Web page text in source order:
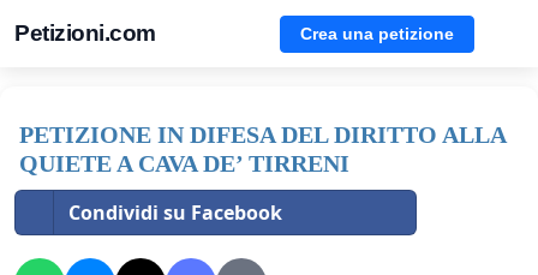
Petizioni.com Crea una petizione
PETIZIONE IN DIFESA DEL DIRITTO ALLA
QUIETE A CAVA DE’ TIRRENI
Condividi su Facebook